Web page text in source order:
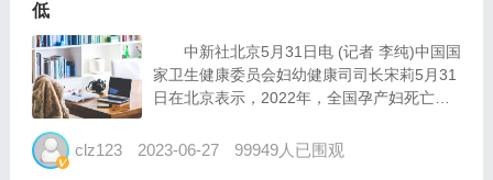
低
中新社北京5月31日电 (记者 李纯)中国国
家卫生健康委员会妇幼健康司司长宋莉5月31
日在北京表示，2022年，全国孕产妇死亡
历史最低。 当天，国家卫健委在北京举
clz123 2023-06-27 99949人已围观